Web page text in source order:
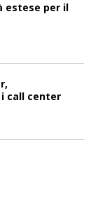
estese per il
call center